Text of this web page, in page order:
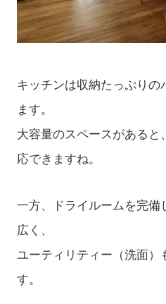
キッチンは収納たっぷりの
ます。
大容量のスペースがある
応できますね。
一方、ドライルームを完備
広く、
ユーティリティー（洗面）
す。